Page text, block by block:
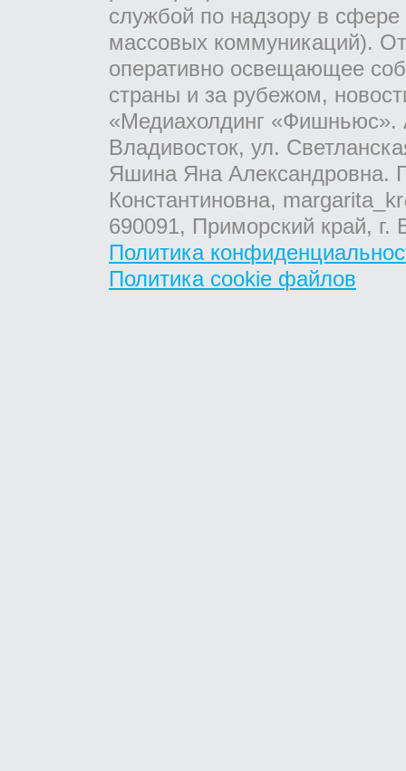
службой по надзору в
массовых коммуникаций).
оперативно освещающее
страны и за рубежом,
«Медиахолдинг «Фишньюс».
Владивосток, ул.
Яшина Яна Александровна.
Константиновна,
690091, Приморский край,
Политика
Политика cookie файлов